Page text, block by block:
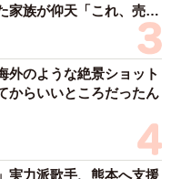
明します。
家庭は、中学入試を
校こそ、最高の教育
ったご家庭の特徴と
小さいころからお子
習い事をさせていた
家族が仰天「これ、売れ
外のような絶景ショット
からいいところだったん
実力派歌手、熊本へ支援